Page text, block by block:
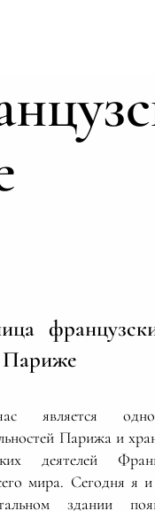
Париже
является
Парижа и
деятелей
мира. Сегодня я
здании